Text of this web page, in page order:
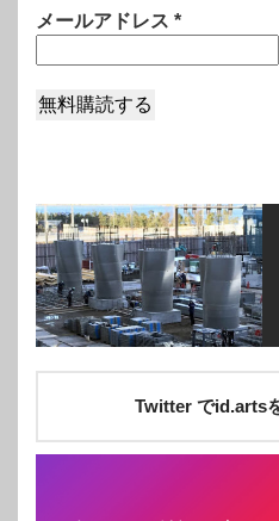
メールアドレス *
Twitter でid.arts